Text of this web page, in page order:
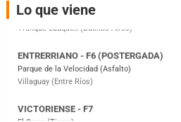
Lo que viene
Parque de la Velocidad (Asfalto)
Villaguay (Entre Ríos)
El Cerro (Tierra)
Victoria (Entre Ríos)
Moto Club Reginense (Tierra)